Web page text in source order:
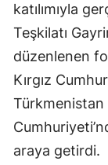
katılımıyla
Teşkilatı
düzenlenen
Kırgız
Türkmenistan
araya getirdi.